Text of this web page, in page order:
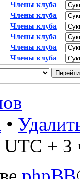
Члены клуба
Члены клуба
Члены клуба
Члены клуба
Члены клуба
Члены клуба
•
+ 3